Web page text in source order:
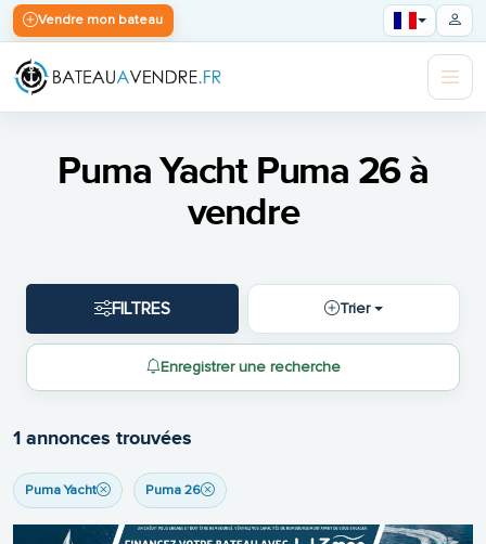
Vendre mon bateau
Puma Yacht Puma 26 à
vendre
FILTRES Trier
Enregistrer une recherche
1 annonces trouvées
Puma Yacht Puma 26